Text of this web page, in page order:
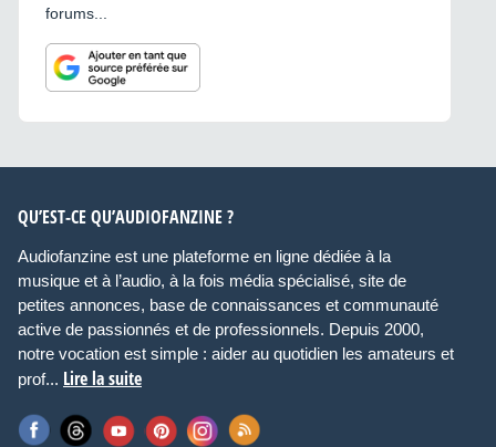
forums...
QU’EST-CE QU’AUDIOFANZINE ?
Audiofanzine est une plateforme en ligne dédiée à la
musique et à l’audio, à la fois média spécialisé, site de
petites annonces, base de connaissances et communauté
active de passionnés et de professionnels. Depuis 2000,
notre vocation est simple : aider au quotidien les amateurs et
prof... Lire la suite